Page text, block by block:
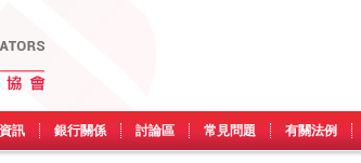
訊 銀行關係 討論區 常見問題 有關法例